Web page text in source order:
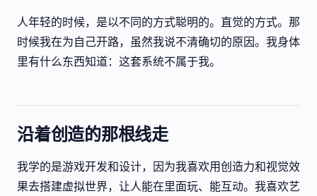
人年轻的时候，是以不同的方式聪明的。直觉的方式。那
时候我在为自己开路，虽然我说不清确切的原因。我身体
里有什么东西知道：这套系统不属于我。
沿着创造的那根线走
我学的是游戏开发和设计，因为我喜欢用创造力和视觉效
果去搭建虚拟世界，让人能在里面玩、能互动。我喜欢艺